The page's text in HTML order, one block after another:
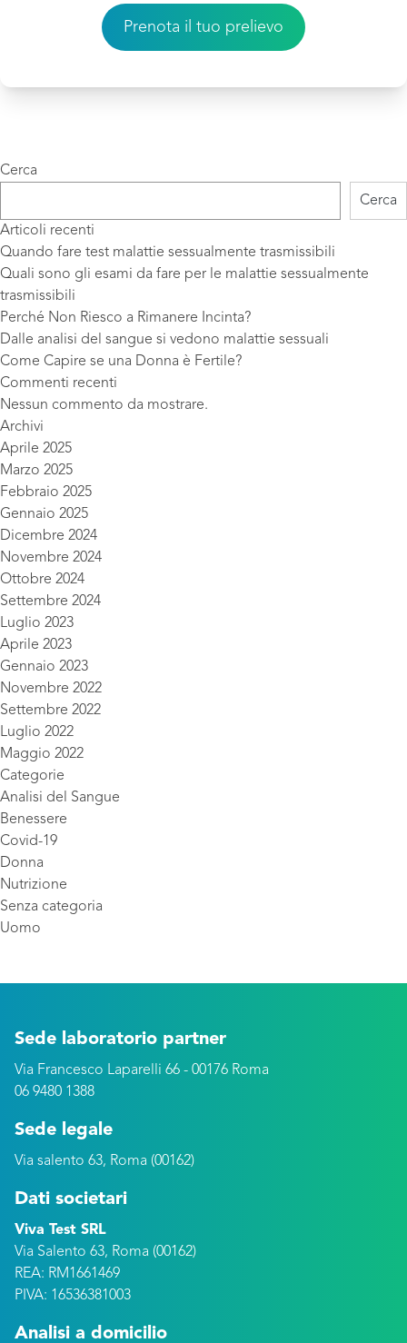
Prenota il tuo prelievo
Cerca
Cerca
Articoli recenti
Quando fare test malattie sessualmente trasmissibili
Quali sono gli esami da fare per le malattie sessualmente
trasmissibili
Perché Non Riesco a Rimanere Incinta?
Dalle analisi del sangue si vedono malattie sessuali
Come Capire se una Donna è Fertile?
Commenti recenti
Nessun commento da mostrare.
Archivi
Aprile 2025
Marzo 2025
Febbraio 2025
Gennaio 2025
Dicembre 2024
Novembre 2024
Ottobre 2024
Settembre 2024
Luglio 2023
Aprile 2023
Gennaio 2023
Novembre 2022
Settembre 2022
Luglio 2022
Maggio 2022
Categorie
Analisi del Sangue
Benessere
Covid-19
Donna
Nutrizione
Senza categoria
Uomo
Sede laboratorio partner
Via Francesco Laparelli 66 - 00176 Roma
06 9480 1388
Sede legale
Via salento 63, Roma (00162)
Dati societari
Viva Test SRL
Via Salento 63, Roma (00162)
REA: RM1661469
PIVA: 16536381003
Analisi a domicilio